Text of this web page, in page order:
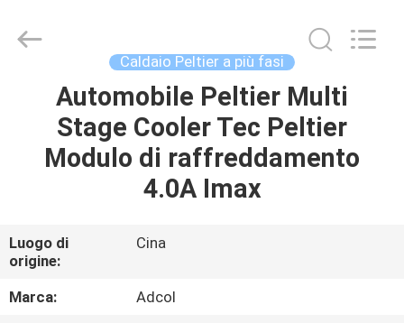
CASA
PRODOTTI
CIRCA
NOI
Electronics
(Guangzhou)
Caldaio Peltier a più fasi
Automobile Peltier Multi
Stage Cooler Tec Peltier
Modulo di raffreddamento
4.0A Imax
Luogo di
origine:
Cina
Marca:
Adcol